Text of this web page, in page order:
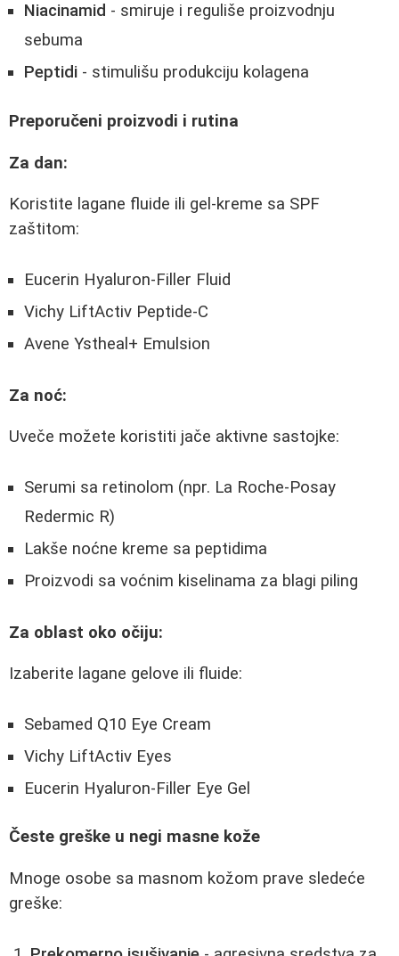
Niacinamid - smiruje i reguliše proizvodnju
sebuma
Peptidi - stimulišu produkciju kolagena
Preporučeni proizvodi i rutina
Za dan:
Koristite lagane fluide ili gel-kreme sa SPF
zaštitom:
Eucerin Hyaluron-Filler Fluid
Vichy LiftActiv Peptide-C
Avene Ystheal+ Emulsion
Za noć:
Uveče možete koristiti jače aktivne sastojke:
Serumi sa retinolom (npr. La Roche-Posay
Redermic R)
Lakše noćne kreme sa peptidima
Proizvodi sa voćnim kiselinama za blagi piling
Za oblast oko očiju:
Izaberite lagane gelove ili fluide:
Sebamed Q10 Eye Cream
Vichy LiftActiv Eyes
Eucerin Hyaluron-Filler Eye Gel
Česte greške u negi masne kože
Mnoge osobe sa masnom kožom prave sledeće
greške: